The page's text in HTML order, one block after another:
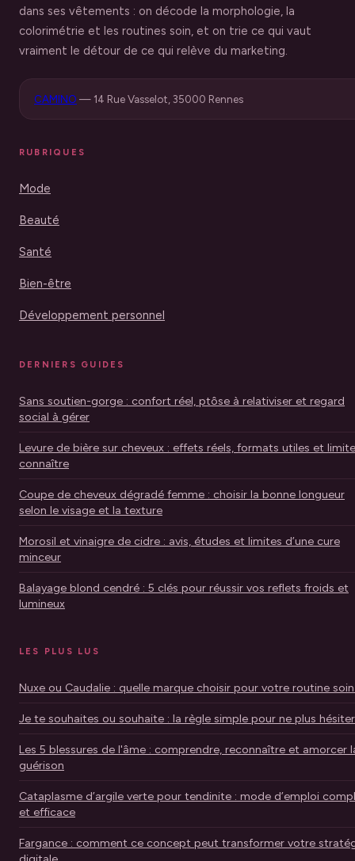
dans ses vêtements : on décode la morphologie, la
colorimétrie et les routines soin, et on trie ce qui vaut
vraiment le détour de ce qui relève du marketing.
CAMINO —14 Rue Vasselot, 35000 Rennes
RUBRIQUES
Mode
Beauté
Santé
Bien-être
Développement personnel
DERNIERS GUIDES
Sans soutien-gorge : confort réel, ptôse à relativiser et regard
social à gérer
Levure de bière sur cheveux : effets réels, formats utiles et
connaître
Coupe de cheveux dégradé femme : choisir la bonne longueur
selon le visage et la texture
Morosil et vinaigre de cidre : avis, études et limites d’une cure
minceur
Balayage blond cendré : 5 clés pour réussir vos reflets froids et
lumineux
LES PLUS LUS
Nuxe ou Caudalie : quelle marque choisir pour votre routine
Je te souhaites ou souhaite : la règle simple pour ne plus hésiter
Les 5 blessures de l'âme : comprendre, reconnaître et amorcer
guérison
Cataplasme d’argile verte pour tendinite : mode d’emploi
et efficace
Fargance : comment ce concept peut transformer votre